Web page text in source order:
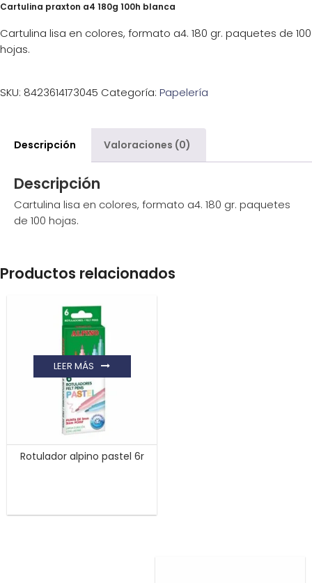
Cartulina praxton a4 180g 100h blanca
Cartulina lisa en colores, formato a4. 180 gr. paquetes de 100
hojas.
SKU: 8423614173045 Categoría: Papelería
Descripción Valoraciones (0)
Descripción
Cartulina lisa en colores, formato a4. 180 gr. paquetes
de 100 hojas.
Productos relacionados
Rotulador alpino pastel 6r
LEER MÁS